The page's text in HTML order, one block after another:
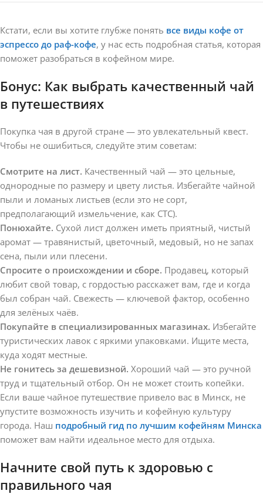
Кстати, если вы хотите глубже понять все виды кофе от
эспрессо до раф-кофе, у нас есть подробная статья, которая
поможет разобраться в кофейном мире.
Бонус: Как выбрать качественный чай
в путешествиях
Покупка чая в другой стране — это увлекательный квест.
Чтобы не ошибиться, следуйте этим советам:
Смотрите на лист. Качественный чай — это цельные,
однородные по размеру и цвету листья. Избегайте чайной
пыли и ломаных листьев (если это не сорт,
предполагающий измельчение, как CTC).
Понюхайте. Сухой лист должен иметь приятный, чистый
аромат — травянистый, цветочный, медовый, но не запах
сена, пыли или плесени.
Спросите о происхождении и сборе. Продавец, который
любит свой товар, с гордостью расскажет вам, где и когда
был собран чай. Свежесть — ключевой фактор, особенно
для зелёных чаёв.
Покупайте в специализированных магазинах. Избегайте
туристических лавок с яркими упаковками. Ищите места,
куда ходят местные.
Не гонитесь за дешевизной. Хороший чай — это ручной
труд и тщательный отбор. Он не может стоить копейки.
Если ваше чайное путешествие привело вас в Минск, не
упустите возможность изучить и кофейную культуру
города. Наш подробный гид по лучшим кофейням Минска
поможет вам найти идеальное место для отдыха.
Начните свой путь к здоровью с
правильного чая